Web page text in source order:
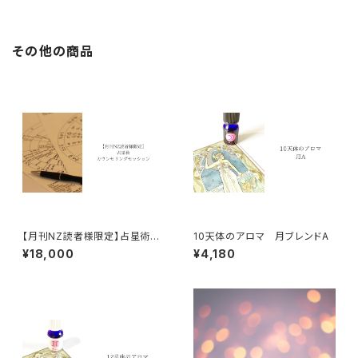
その他の商品
【月刊NZ読者様限定】占星術カ
ウンセリングセッション
¥18,000
10天体のアロマ 月ブレンドA
¥4,180